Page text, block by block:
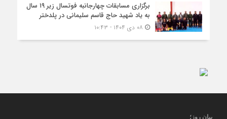
برگزاری مسابقات چهارجانبه فوتسال زیر ۱۹ سال
به یاد شهید حاج قاسم سلیمانی در پلدختر
بیان روز ؛